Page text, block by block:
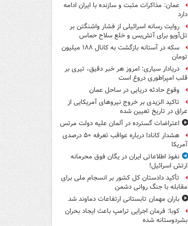
عمان: مذاکرات مثبت و سازنده با ایران ادامه
دارد
روایت رسانه اسرائیلی از فشار واشنگتن بر
تل‌آویو برای آتش‌بس و خلع سلاح حماس
سکه در آستانه بازگشت به کانال ۱۸۸ میلیون
تومان
دریادار سیاری: امروز هر خبر دقیق، تیری بر
قلب امپراطوری دروغ است
وقوع حادثه دریایی در ساحل عمان
تاکید الزیدی بر خروج نیروهای آمریکایی از
عراق در تاریخ تعیین شده
اعتراضات گسترده در آلمان علیه دولت مرتس
هشدار کانادا درباره عواقب تعرفه ۵۰ درصدی
آمریکا
نفوذ اطلاعاتی ایران در یگان فوق محرمانه
ارتش اسرائیل!
تأکید دادستان کل کشور بر انسجام ملی برای
مقابله با جنگ روانی دشمن
باران مهمان تابستانی ارتفاعات دماوند شد
کوبا: فرمان اجرایی ترامپ باعث ایجاد بحران
بشردوستانه شده